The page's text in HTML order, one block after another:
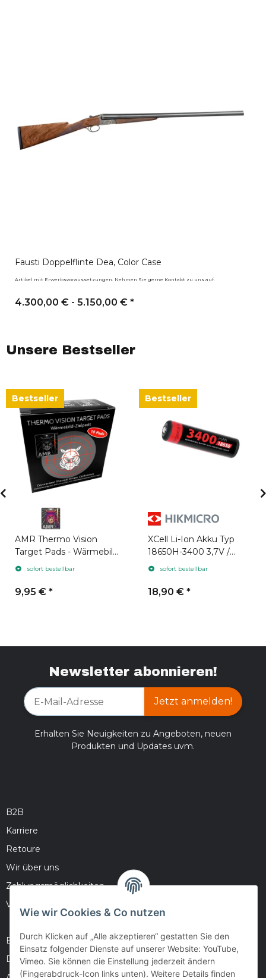
Fausti Doppelflinte Dea, Color Case
Artikel mit Erwerbsvoraussetzungen. Nehmen Sie gerne Kontakt zu uns auf.
4.300,00 € - 5.150,00 € *
Unsere Bestseller
Bestseller
AMR Thermo Vision
Target Pads - Wärmebild
Zielpads 10 Stück
sofort bestellbar
9,95 € *
Bestseller
XCell Li-Ion Akku Typ
18650H-3400 3,7V /
3400mAh geeignet für
sofort bestellbar
18,90 € *
Newsletter abonnieren!
Jetzt anmelden!
Erhalten Sie Neuigkeiten zu Angeboten, neuen
Produkten und Updates uvm.
B2B
Karriere
Retoure
Wir über uns
Zahlungsmöglichkeiten
Versandinformationen
Barrierefreiheitserklärung
Datenschutz
Wie wir Cookies & Co nutzen
Durch Klicken auf „Alle akzeptieren“ gestatten Sie den
Einsatz folgender Dienste auf unserer Website: YouTube,
Vimeo. Sie können die Einstellung jederzeit ändern
(Fingerabdruck-Icon links unten). Weitere Details finden